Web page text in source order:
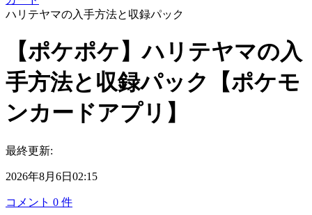
ハリテヤマの入手方法と収録パック
【ポケポケ】ハリテヤマの入
手方法と収録パック【ポケモ
ンカードアプリ】
最終更新:
2026年8月6日02:15
コメント 0 件